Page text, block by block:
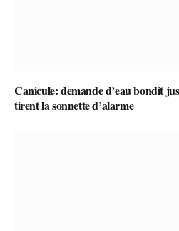
Canicule: demande d’eau bondit
tirent la sonnette d’alarme